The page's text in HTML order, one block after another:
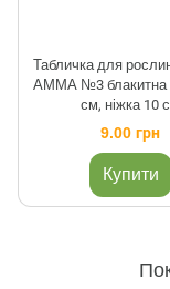
Табличка для
АММА №3 блакитна
см, ніжка 10
9.00 грн
Купити